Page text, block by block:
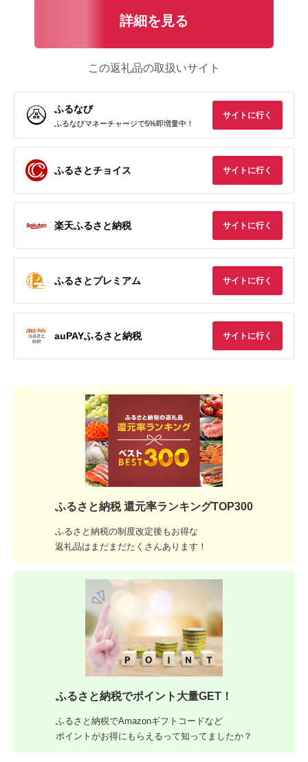
詳細を見る
この返礼品の取扱いサイト
ふるなび
ふるなびマネーチャージで5%即増量中！
サイトに行く
ふるさとチョイス サイトに行く
楽天ふるさと納税 サイトに行く
ふるさとプレミアム サイトに行く
auPAYふるさと納税 サイトに行く
ふるさと納税 還元率ランキングTOP300
ふるさと納税の制度改定後もお得な
返礼品はまだまだたくさんあります！
ふるさと納税でポイント大量GET！
ふるさと納税でAmazonギフトコードなど
ポイントがお得にもらえるって知ってましたか？